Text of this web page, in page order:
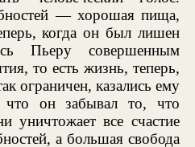
— хорошая пища,
когда он был лишен
Пьеру совершенным
то есть жизнь, теперь,
ограничен, казались ему
что он забывал то, что
уничтожает все счастие
а большая свобода